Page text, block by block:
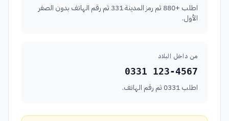
اطلب +880 ثم رمز المدينة 331 ثم رقم الهاتف بدون الصفر
الأول.
من داخل البلاد
0331 123-4567
اطلب 0331 ثم رقم الهاتف.